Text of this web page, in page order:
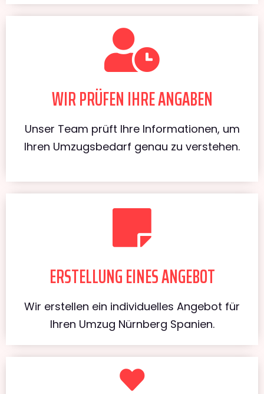
WIR PRÜFEN IHRE ANGABEN
Unser Team prüft Ihre Informationen, um
Ihren Umzugsbedarf genau zu verstehen.
ERSTELLUNG EINES ANGEBOT
Wir erstellen ein individuelles Angebot für
Ihren Umzug Nürnberg Spanien.